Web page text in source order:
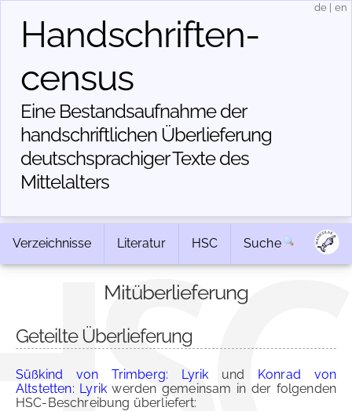
Handschriften­
census
Eine Bestandsaufnahme der
handschriftlichen Über­lieferung
deutschsprachiger Texte des
Mittelalters
de en
Verzeichnisse Literatur HSC Suche
Mitüberlieferung
Geteilte Überlieferung
Süßkind von Trimberg: Lyrik und Konrad von
Altstetten: Lyrik werden gemeinsam in der folgenden
HSC-Beschreibung überliefert: